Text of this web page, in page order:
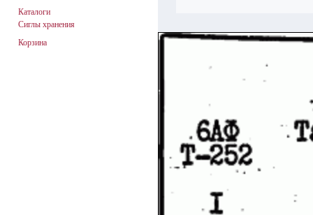
Каталоги
Сиглы хранения
Корзина